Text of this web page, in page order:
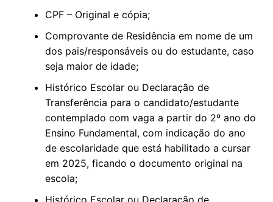
CPF – Original e cópia;
Comprovante de Residência em nome de um
dos pais/responsáveis ou do estudante, caso
seja maior de idade;
Histórico Escolar ou Declaração de
Transferência para o candidato/estudante
contemplado com vaga a partir do 2º ano do
Ensino Fundamental, com indicação do ano
de escolaridade que está habilitado a cursar
em 2025, ficando o documento original na
escola;
Histórico Escolar ou Declaração de